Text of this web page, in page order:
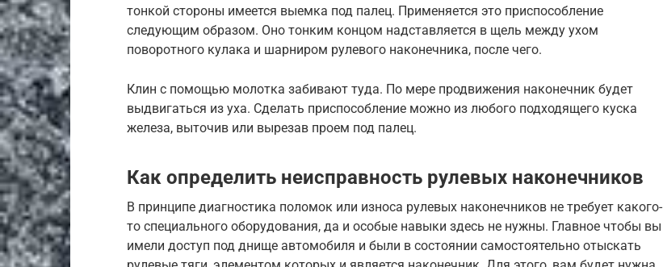
тонкой стороны имеется выемка под палец. Применяется это приспособление
следующим образом. Оно тонким концом надставляется в щель между ухом
поворотного кулака и шарниром рулевого наконечника, после чего.
Клин с помощью молотка забивают туда. По мере продвижения наконечник будет
выдвигаться из уха. Сделать приспособление можно из любого подходящего куска
железа, выточив или вырезав проем под палец.
Как определить неисправность рулевых наконечников
В принципе диагностика поломок или износа рулевых наконечников не требует какого-
то специального оборудования, да и особые навыки здесь не нужны. Главное чтобы вы
имели доступ под днище автомобиля и были в состоянии самостоятельно отыскать